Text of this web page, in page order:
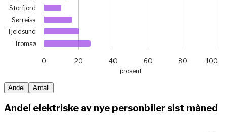
prosent
Storfjord
Sørreisa
Tjeldsund
Tromsø
0 20 40 60 80 100
End of interactive chart.
Andel Antall
Andel elektriske av nye personbiler sist måned